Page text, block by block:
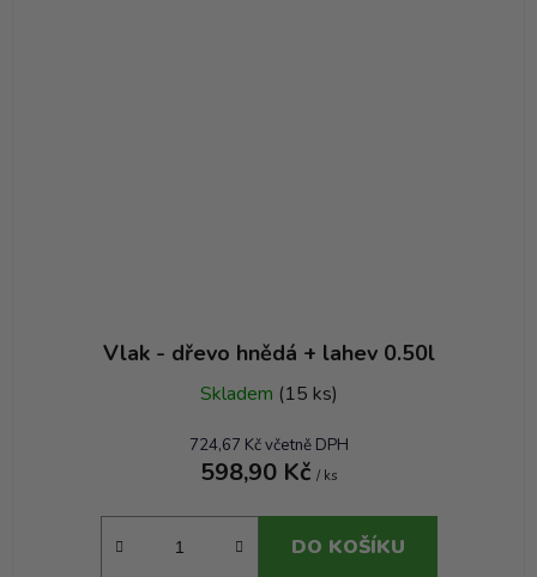
Vlak - dřevo hnědá + lahev 0.50l
Skladem (15 ks)
724,67 Kč včetně DPH
598,90 Kč / ks
DO KOŠÍKU